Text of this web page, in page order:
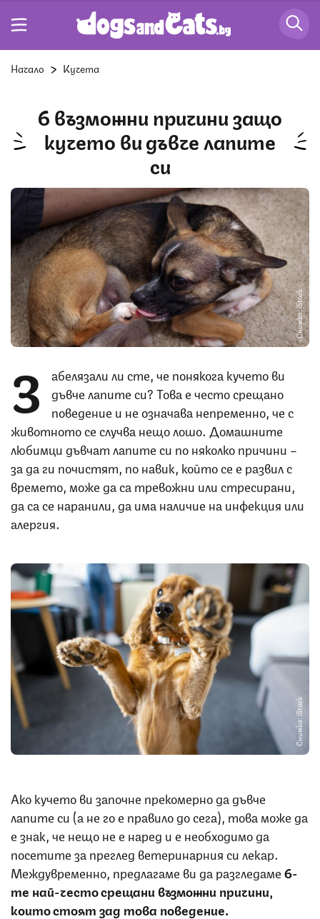
Начало Кучета
6 възможни причини защо
кучето ви дъвче лапите
си
Снимка: iStock
З
абелязали ли сте, че понякога кучето ви
дъвче лапите си? Това е често срещано
поведение и не означава непременно, че с
животното се случва нещо лошо. Домашните
любимци дъвчат лапите си по няколко причини –
за да ги почистят, по навик, който се е развил с
времето, може да са тревожни или стресирани,
да са се наранили, да има наличие на инфекция или
алергия.
Снимка: iStock
Ако кучето ви започне прекомерно да дъвче
лапите си (а не го е правило до сега), това може да
е знак, че нещо не е наред и е необходимо да
посетите за преглед ветеринарния си лекар.
Междувременно, предлагаме ви да разгледаме6-
те най-често срещани възможни причини,
които стоят зад това поведение.